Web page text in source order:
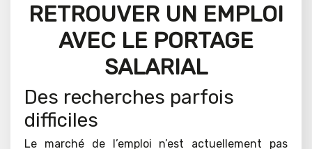
RETROUVER UN EMPLOI
AVEC LE PORTAGE
SALARIAL
Des recherches parfois
difficiles
Le marché de l’emploi n’est actuellement pas